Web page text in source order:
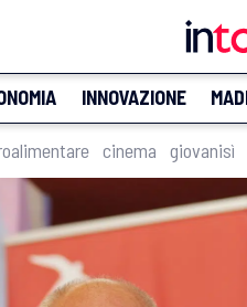
INNOVAZIONE
cinema giovanisì